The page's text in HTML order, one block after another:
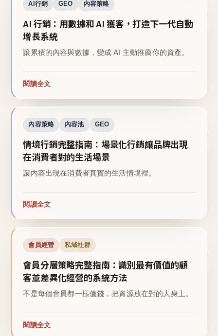
AI行銷 GEO 內容策略
AI 行銷：用數據和 AI 獲客，打造下一代自動
增長系統
讓累積的內容與數據，變成 AI 主動推薦你的資產。
閱讀全文
內容策略 內容池 GEO
情境行銷完整指南：場景化行銷讓品牌出現
在消費者對的生活場景
讓內容出現在消費者真實的生活情境裡。
閱讀全文
會員經營 私域社群
會員分層策略完整指南：識別最有價值的顧
客並差異化經營的系統方法
不是每個會員都一樣值錢，把資源放在對的人身上。
閱讀全文